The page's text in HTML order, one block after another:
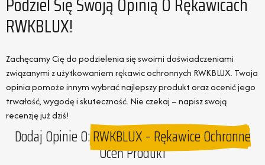
RWKBLUX!
Zachęcamy Cię do podzielenia się swoimi doświadczeniami
związanymi z użytkowaniem rękawic ochronnych RWKBLUX. Twoja
opinia pomoże innym wybrać najlepszy produkt oraz ocenić jego
trwałość, wygodę i skuteczność. Nie czekaj – napisz swoją
recenzję już dziś!
Dodaj Opinie O:RWKBLUX – Rękawice Ochronne
Oceń Produkt